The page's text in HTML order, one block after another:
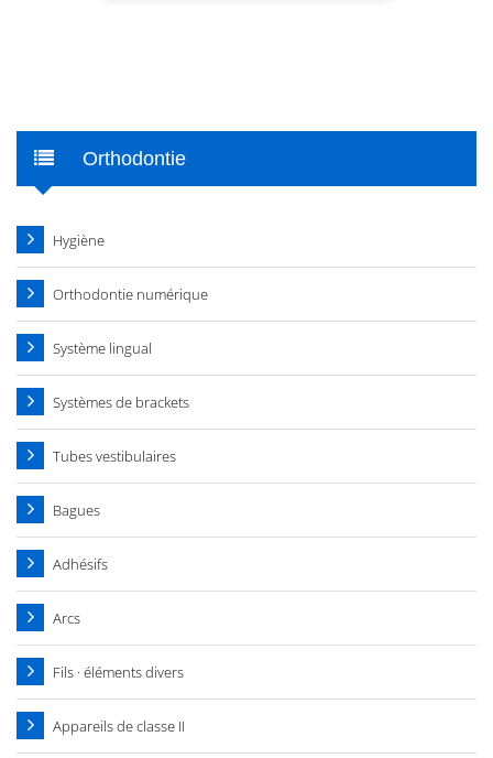
Orthodontie
Hygiène
Orthodontie numérique
Système lingual
Systèmes de brackets
Tubes vestibulaires
Bagues
Adhésifs
Arcs
Fils · éléments divers
Appareils de classe II